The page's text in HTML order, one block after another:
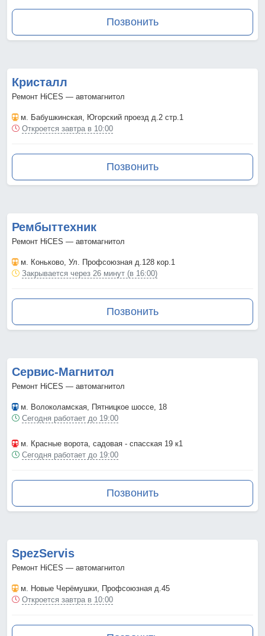
Позвонить
Кристалл
Ремонт HiCES — автомагнитол
м. Бабушкинская, Югорский проезд д.2 стр.1
Откроется завтра в 10:00
Позвонить
Рембыттехник
Ремонт HiCES — автомагнитол
м. Коньково, Ул. Профсоюзная д.128 кор.1
Закрывается через 26 минут (в 16:00)
Позвонить
Сервис-Магнитол
Ремонт HiCES — автомагнитол
м. Волоколамская, Пятницкое шоссе, 18
Сегодня работает до 19:00
м. Красные ворота, садовая - спасская 19 к1
Сегодня работает до 19:00
Позвонить
SpezServis
Ремонт HiCES — автомагнитол
м. Новые Черёмушки, Профсоюзная д.45
Откроется завтра в 10:00